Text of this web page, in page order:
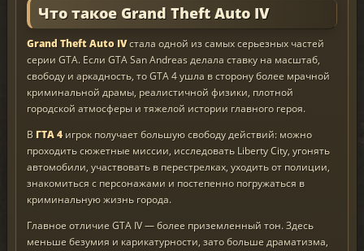
Что такое Grand Theft Auto IV
Grand Theft Auto IVстала одной из самых серьезных частей
серии GTA. Если GTA San Andreas делала ставку на масштаб,
свободу и аркадность, то GTA 4 ушла в сторону более мрачной
криминальной драмы, реалистичной физики, плотной
городской атмосферы и тяжелой истории главного героя.
В ГТА 4 игрок получает большую свободу действий: можно
проходить сюжетные миссии, исследовать Liberty City, угонять
автомобили, участвовать в перестрелках, уходить от полиции,
знакомиться с персонажами и постепенно погружаться в
криминальную жизнь города.
Главное отличие GTA IV — более приземленный тон. Здесь
меньше безумия и карикатурности, зато больше драматизма,